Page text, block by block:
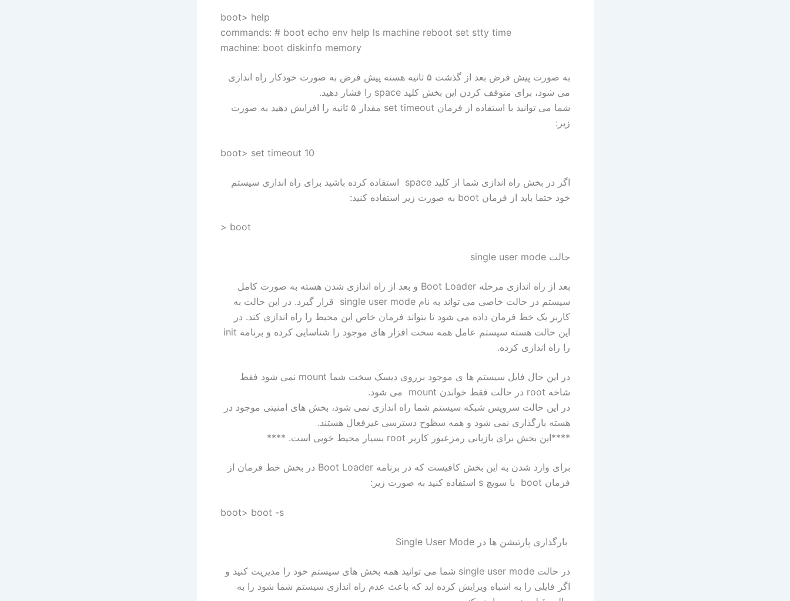
boot> help
commands: # boot echo env help ls machine reboot set stty time
machine: boot diskinfo memory
به صورت پیش فرض بعد از گذشت ۵ ثانیه هسته پیش فرض به صورت خودکار راه اندازی
می شود، برای متوقف کردن این بخش کلید space را فشار دهید.
شما می توانید با استفاده از فرمان set timeout مقدار ۵ ثانیه را افزایش دهید به صورت
زیر:
boot> set timeout 10
اگر در بخش راه اندازی شما از کلید space استفاده کرده باشید برای راه اندازی سیستم
خود حتما باید از فرمان boot به صورت زیر استفاده کنید:
> boot
حالت single user mode
بعد از راه اندازی مرحله Boot Loader و بعد از راه اندازی شدن هسته به صورت کامل
سیستم در حالت خاصی می تواند به نام single user mode قرار گیرد. در این حالت به
کاربر یک خط فرمان داده می شود تا بتواند فرمان خاص این محیط را راه اندازی کند. در
این حالت هسته سیستم عامل همه سخت افزار های موجود را شناسایی کرده و برنامه init
را راه اندازی کرده.
در این حال فایل سیستم ها ی موجود برروی دیسک سخت شما mount نمی شود فقط
شاخه root در حالت فقط خواندن mount می شود.
در این حالت سرویس شبکه سیستم شما راه اندازی نمی شود، بخش های امنیتی موجود در
هسته بارگذاری نمی شود و همه سظوح دسترسی غیرفعال هستند.
****این بخش برای بازیابی رمزعبور کاربر root بسیار محیط خوبی است. ****
برای وارد شدن به این بخش کافیست که در برنامه Boot Loader در بخش خط فرمان از
فرمان boot با سویچ s استفاده کنید به صورت زیر:
boot> boot -s
بارگذاری پارتیشن ها در Single User Mode
در حالت single user mode شما می توانید همه بخش های سیستم خود را مدیریت کنید و
اگر فایلی را به اشباه ویرایش کرده اید که باعث عدم راه اندازی سیستم شما شود را به